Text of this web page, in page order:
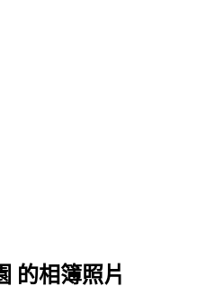
的相簿照片